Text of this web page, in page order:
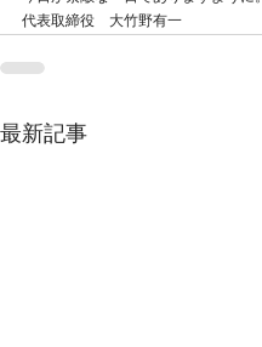
代表取締役　大竹野有一
最新記事